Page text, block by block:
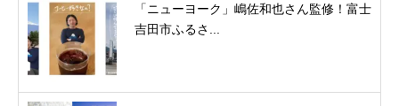
「ニューヨーク」嶋佐和也さん監修！富士
吉田市ふるさ...